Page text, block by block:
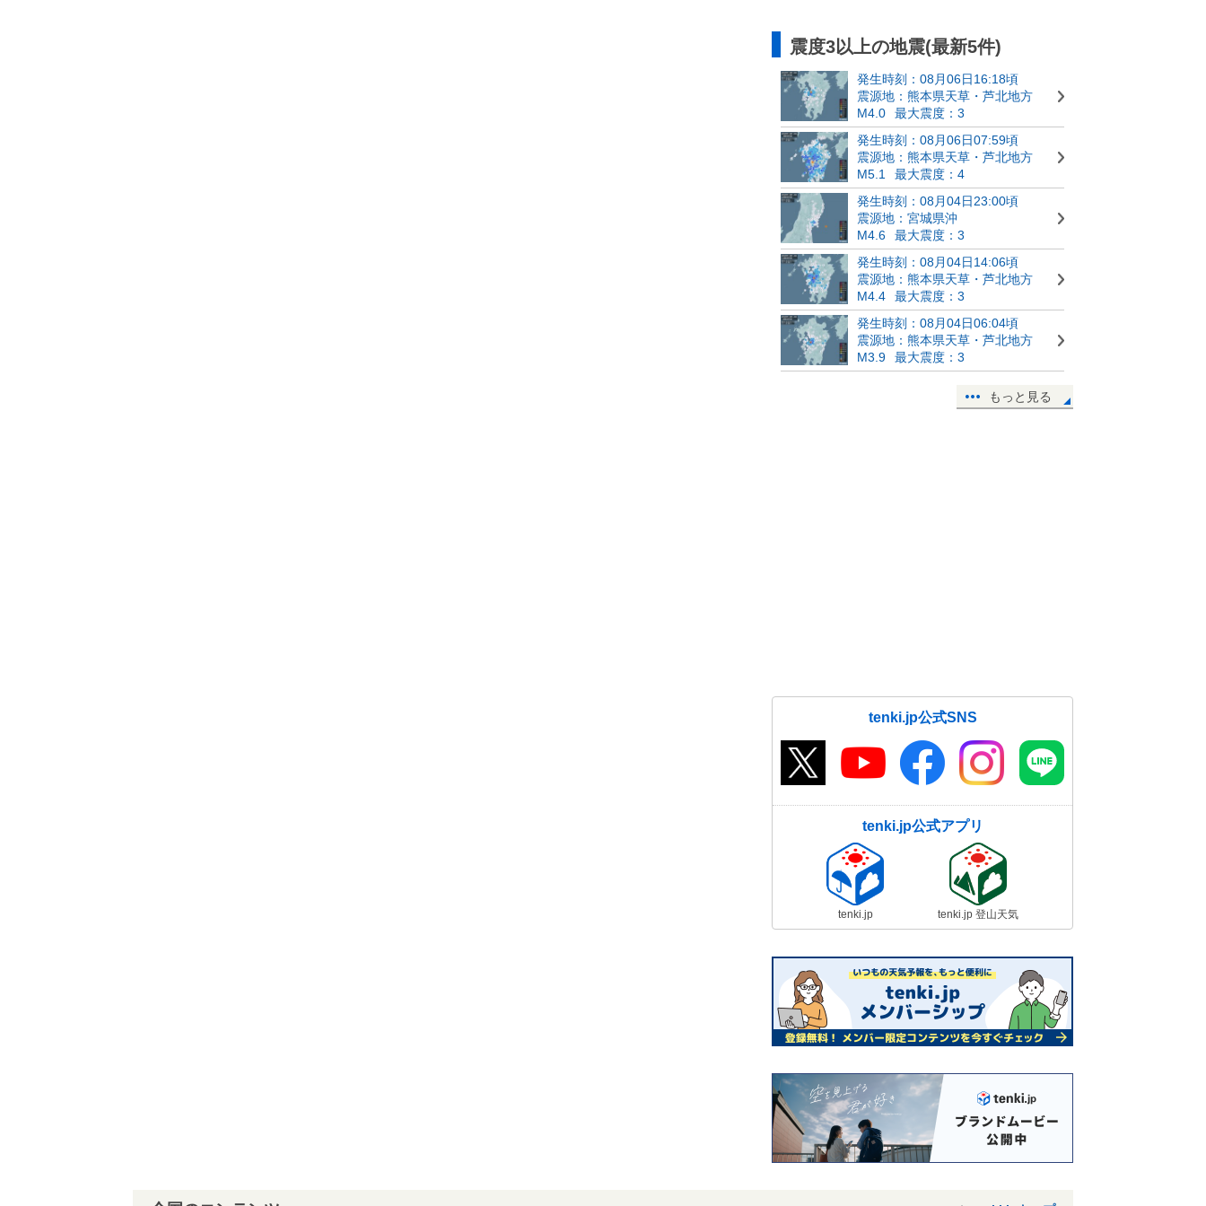
震度3以上の地震(最新5件)
発生時刻：08月06日16:18頃
震源地：熊本県天草・芦北地方
M4.0
最大震度：3
発生時刻：08月06日07:59頃
震源地：熊本県天草・芦北地方
M5.1
最大震度：4
発生時刻：08月04日23:00頃
震源地：宮城県沖
M4.6
最大震度：3
発生時刻：08月04日14:06頃
震源地：熊本県天草・芦北地方
M4.4
最大震度：3
発生時刻：08月04日06:04頃
震源地：熊本県天草・芦北地方
M3.9
最大震度：3
もっと見る
tenki.jp公式SNS
tenki.jp公式アプリ
tenki.jp tenki.jp 登山天気